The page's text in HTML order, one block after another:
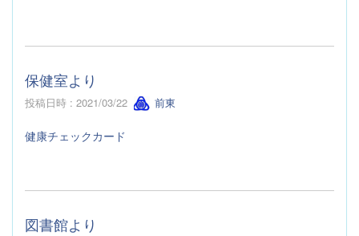
保健室より
投稿日時 : 2021/03/22 前東
健康チェックカード
図書館より